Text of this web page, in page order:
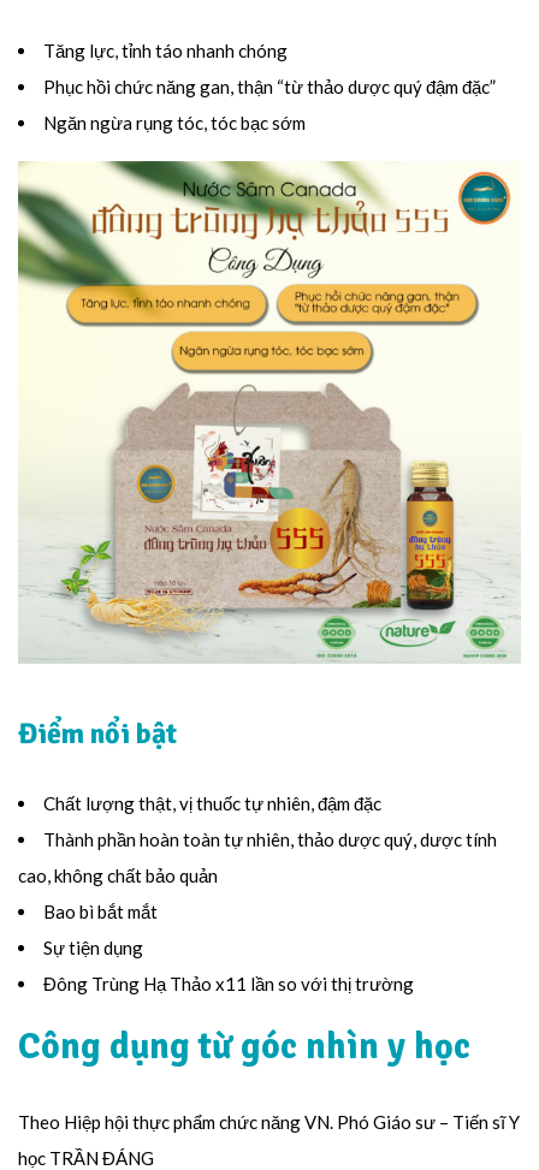
Tăng lực, tỉnh táo nhanh chóng
Phục hồi chức năng gan, thận “từ thảo dược quý đậm đặc”
Ngăn ngừa rụng tóc, tóc bạc sớm
Điểm nổi bật
Chất lượng thật, vị thuốc tự nhiên, đậm đặc
Thành phần hoàn toàn tự nhiên, thảo dược quý, dược tính
cao, không chất bảo quản
Bao bì bắt mắt
Sự tiện dụng
Đông Trùng Hạ Thảo x11 lần so với thị trường
Công dụng từ góc nhìn y học
Theo Hiệp hội thực phẩm chức năng VN. Phó Giáo sư – Tiến sĩ Y
học TRẦN ĐÁNG